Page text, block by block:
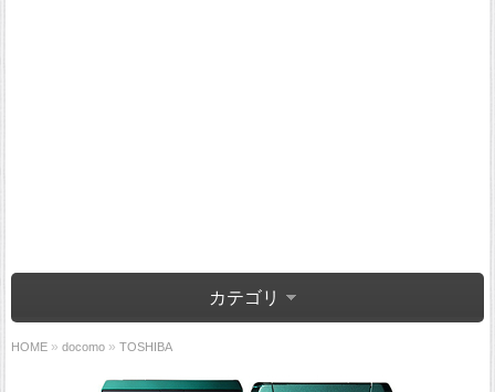
カテゴリ
HOME » docomo » TOSHIBA